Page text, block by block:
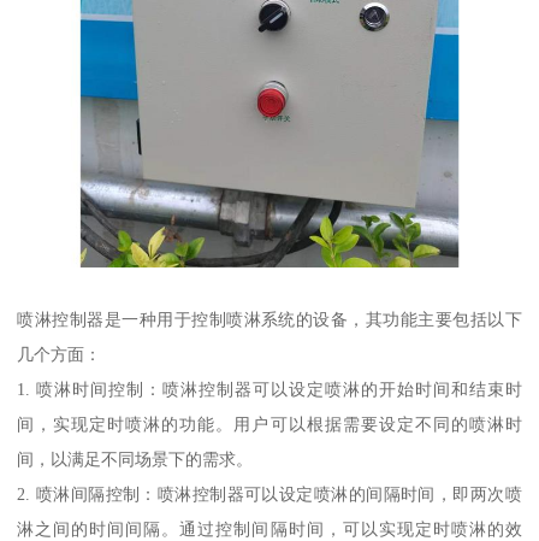
喷淋控制器是一种用于控制喷淋系统的设备，其功能主要包括以下
几个方面：
1. 喷淋时间控制：喷淋控制器可以设定喷淋的开始时间和结束时
间，实现定时喷淋的功能。用户可以根据需要设定不同的喷淋时
间，以满足不同场景下的需求。
2. 喷淋间隔控制：喷淋控制器可以设定喷淋的间隔时间，即两次喷
淋之间的时间间隔。通过控制间隔时间，可以实现定时喷淋的效